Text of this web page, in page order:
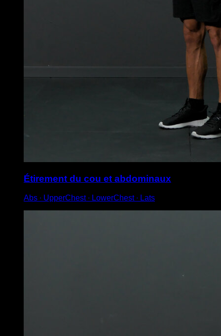
Étirement du cou et abdominaux
Abs ∙ UpperChest ∙ LowerChest ∙ Lats